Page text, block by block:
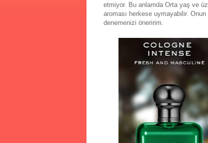
etmiyor. Bu anlamda Orta yaş ve
aroması herkese uymayabilir.
denemenizi öneririm.